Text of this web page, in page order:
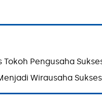
Pengusaha
Wirausaha Sukses